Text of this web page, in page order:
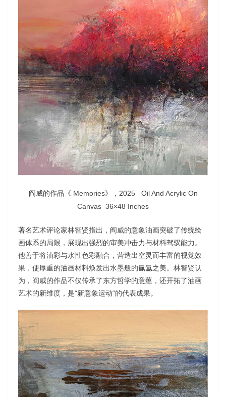
阎威的作品《 Memories》，2025 Oil And Acrylic On
Canvas 36×48 Inches
著名艺术评论家林智贤指出，阎威的意象油画突破了传统绘
画体系的局限，展现出强烈的审美冲击力与材料驾驭能力。
他善于将油彩与水性色彩融合，营造出空灵而丰富的视觉效
果，使厚重的油画材料焕发出水墨般的氤氲之美。林智贤认
为，阎威的作品不仅传承了东方哲学的意蕴，还开拓了油画
艺术的新维度，是“新意象运动”的代表成果。